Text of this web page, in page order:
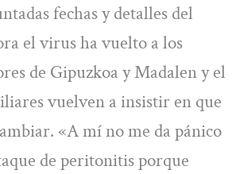
fechas y detalles del
el virus ha vuelto a los
de Gipuzkoa y Madalen y el
vuelven a insistir en que
«A mí no me da pánico
de peritonitis porque